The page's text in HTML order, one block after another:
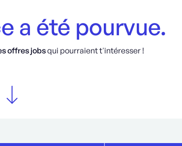
a été pourvue.
offres jobsqui pourraient t'intéresser !